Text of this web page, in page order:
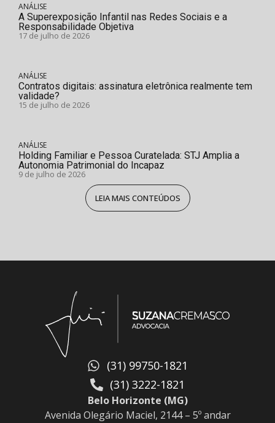
ANÁLISE
A Superexposição Infantil nas Redes Sociais e a
Responsabilidade Objetiva
17 de julho de 2026
ANÁLISE
Contratos digitais: assinatura eletrônica realmente tem
validade?
15 de julho de 2026
ANÁLISE
Holding Familiar e Pessoa Curatelada: STJ Amplia a
Autonomia Patrimonial do Incapaz
9 de julho de 2026
LEIA MAIS CONTEÚDOS
(31) 99750-1821
(31) 3222-1821
Belo Horizonte (MG)
Avenida Olegário Maciel, 2144 – 5º andar